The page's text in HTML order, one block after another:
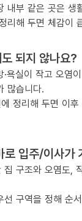
내부 같은 곳은 생
리해 두면 체감이
되지 않나요?
욕실이 작고 오염
많습니다.
정리해 두면 이
로 입주/이사가
구조와 오염도,
선 구역을 정해 순